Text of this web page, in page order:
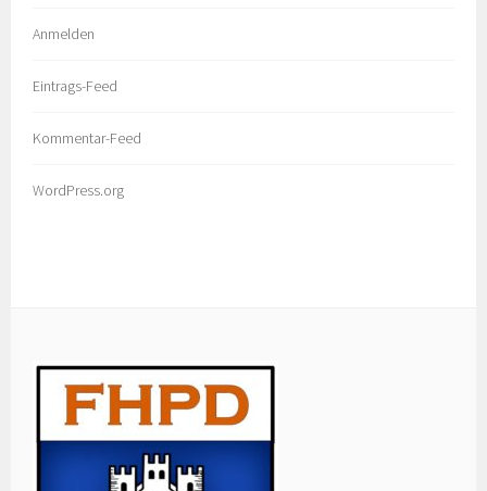
Anmelden
Eintrags-Feed
Kommentar-Feed
WordPress.org